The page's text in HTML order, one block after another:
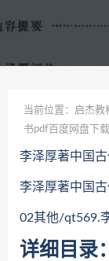
当前位置： 启杰教
书pdf百度网盘下
李泽厚著中国
李泽厚著中国
02其他/qt569.
详细目录：